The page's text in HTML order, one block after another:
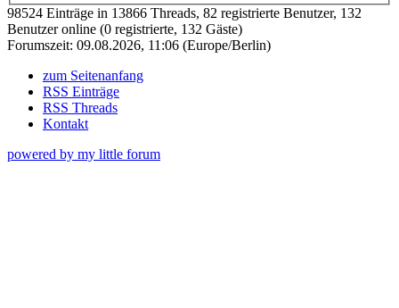
98524 Einträge in 13866 Threads, 82 registrierte Benutzer, 132
Benutzer online (0 registrierte, 132 Gäste)
Forumszeit: 09.08.2026, 11:06 (Europe/Berlin)
zum Seitenanfang
RSS Einträge
RSS Threads
Kontakt
powered by my little forum